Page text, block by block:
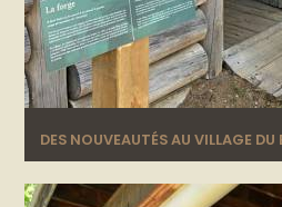
DES NOUVEAUTÉS AU VILLAGE DU